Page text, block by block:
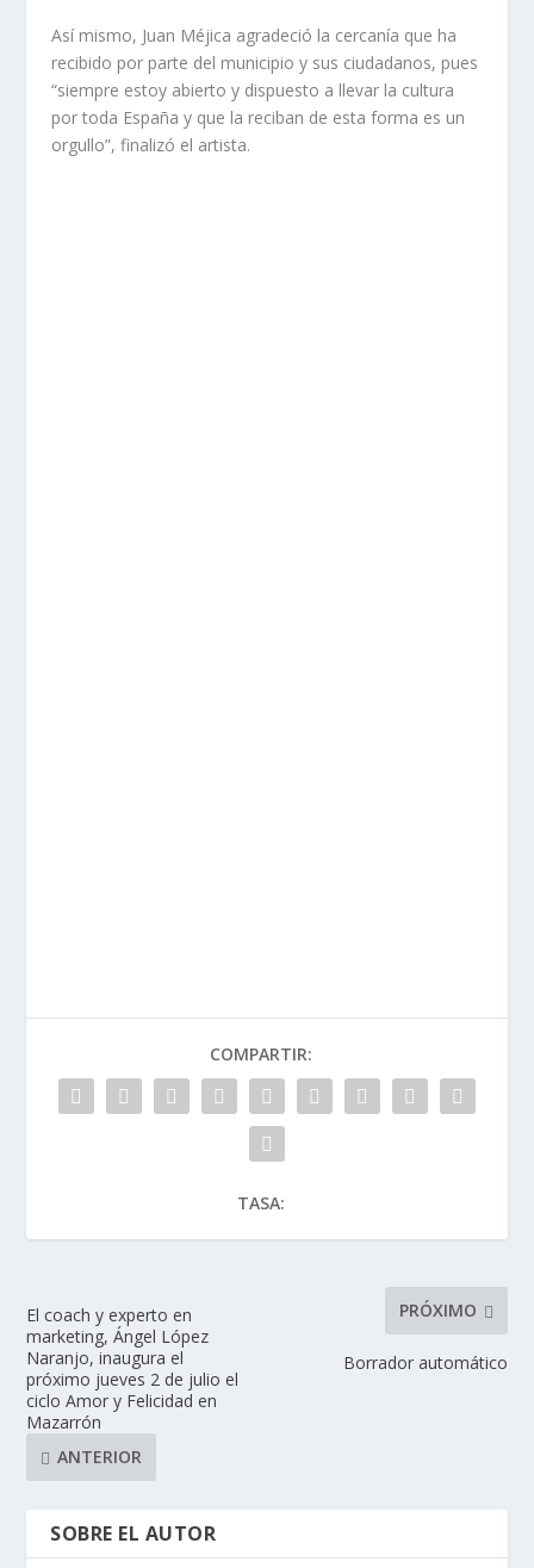
Así mismo, Juan Méjica agradeció la cercanía que ha
recibido por parte del municipio y sus ciudadanos, pues
“siempre estoy abierto y dispuesto a llevar la cultura
por toda España y que la reciban de esta forma es un
orgullo”, finalizó el artista.
COMPARTIR:
TASA:
El coach y experto en
marketing, Ángel López
Naranjo, inaugura el
próximo jueves 2 de julio el
ciclo Amor y Felicidad en
Mazarrón
ANTERIOR
PRÓXIMO
Borrador automático
SOBRE EL AUTOR